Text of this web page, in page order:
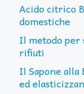
Acido citrico
domestiche
Il metodo per
rifiuti
Il Sapone alla
ed